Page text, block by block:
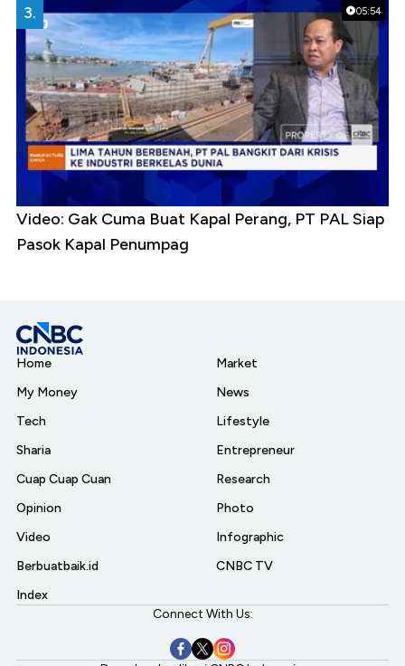
05:54
3.
Video: Gak Cuma Buat Kapal Perang, PT PAL Siap
Pasok Kapal Penumpag
Home
My Money
Tech
Sharia
Cuap Cuap Cuan
Opinion
Video
Berbuatbaik.id
Index
Market
News
Lifestyle
Entrepreneur
Research
Photo
Infographic
CNBC TV
Connect With Us: